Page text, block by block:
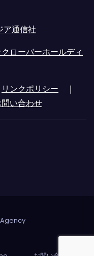
ア通信社
ローバーホールディ
リンクポリシー ｜
い合わせ